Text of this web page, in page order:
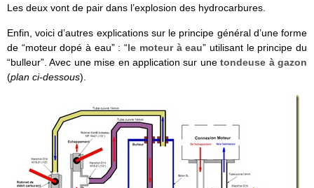
Les deux vont de pair dans l’explosion des hydrocarbures.
Enfin, voici d’autres explications sur le principe général d’une forme
de “moteur dopé à eau” : “le moteur à eau” utilisant le principe du
“bulleur”. Avec une mise en application sur unetondeuse à gazon
(plan ci-dessous).